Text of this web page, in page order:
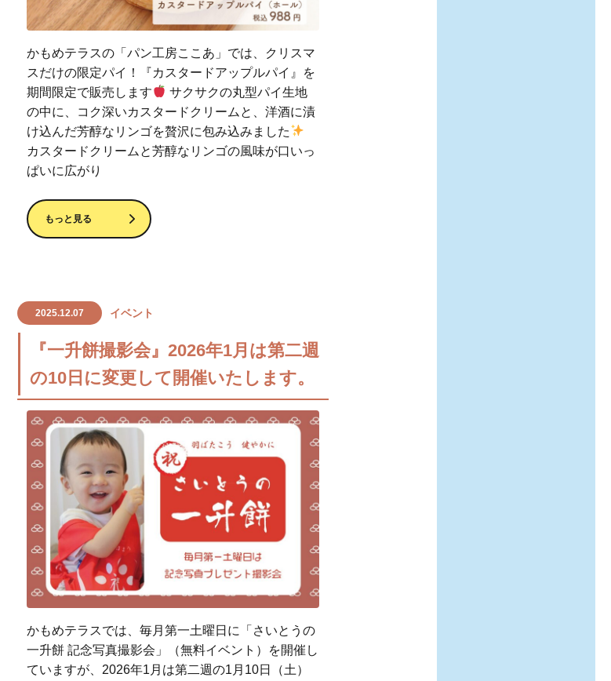
かもめテラスの「パン工房ここあ」では、クリスマ
スだけの限定パイ！『カスタードアップルパイ』を
期間限定で販売します
サクサクの丸型パイ生地
の中に、コク深いカスタードクリームと、洋酒に漬
け込んだ芳醇なリンゴを贅沢に包み込みました
カスタードクリームと芳醇なリンゴの風味が口いっ
ぱいに広がり
もっと見る
2025.12.07 イベント
『一升餅撮影会』2026年1月は第二週
の10日に変更して開催いたします。
かもめテラスでは、毎月第一土曜日に「さいとうの
一升餅 記念写真撮影会」（無料イベント）を開催し
ていますが、2026年1月は第二週の1月10日（土）